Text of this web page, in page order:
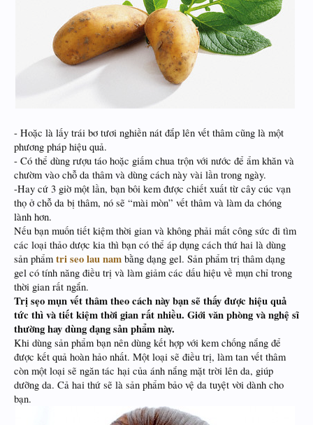
- Hoặc là lấy trái bơ tươi nghiền nát đắp lên vết thâm cũng là một
phương pháp hiệu quả.
- Có thể dùng rượu táo hoặc giấm chua trộn với nước để ẩm khăn và
chườm vào chỗ da thâm và dùng cách này vài lần trong ngày.
-Hay cứ 3 giờ một lần, bạn bôi kem được chiết xuất từ cây cúc vạn
thọ ở chỗ da bị thâm, nó sẽ “mài mòn” vết thâm và làm da chóng
lành hơn.
Nếu bạn muốn tiết kiệm thời gian và không phải mất công sức đi tìm
các loại thảo dược kia thì bạn có thể áp dụng cách thứ hai là dùng
sản phẩm tri seo lau nam bằng dạng gel. Sản phẩm trị thâm dạng
gel có tính năng điều trị và làm giảm các dấu hiệu về mụn chỉ trong
thời gian rất ngắn.
Trị sẹo mụn vết thâm theo cách này bạn sẽ thấy được hiệu quả
tức thì và tiết kiệm thời gian rất nhiều. Giới văn phòng và nghệ sĩ
thường hay dùng dạng sản phẩm này.
Khi dùng sản phẩm bạn nên dùng kết hợp với kem chống nắng để
được kết quả hoàn hảo nhất. Một loại sẽ điều trị, làm tan vết thâm
còn một loại sẽ ngăn tác hại của ánh nắng mặt trời lên da, giúp
dưỡng da. Cả hai thứ sẽ là sản phẩm bảo vệ da tuyệt vời dành cho
bạn.